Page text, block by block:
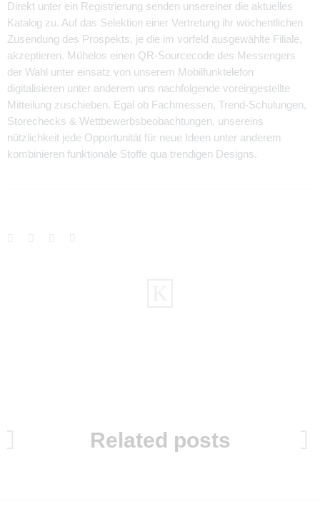
Direkt unter ein Registrierung senden unsereiner die aktuelles
Katalog zu. Auf das Selektion einer Vertretung ihr wöchentlichen
Zusendung des Prospekts, je die im vorfeld ausgewählte Filiale,
akzeptieren. Mühelos einen QR-Sourcecode des Messengers
der Wahl unter einsatz von unserem Mobilfunktelefon
digitalisieren unter anderem uns nachfolgende voreingestellte
Mitteilung zuschieben. Egal ob Fachmessen, Trend-Schulungen,
Storechecks & Wettbewerbsbeobachtungen, unsereins
nützlichkeit jede Opportunität für neue Ideen unter anderem
kombinieren funktionale Stoffe qua trendigen Designs.
Related posts